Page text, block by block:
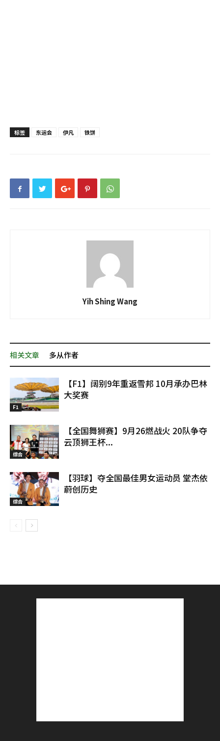
标签 东运会 伊凡 铁饼
Yih Shing Wang
相关文章 多从作者
F1
【F1】阔别9年重返雪邦 10月承办巴林
大奖赛
综合
【全国舞狮赛】9月26燃战火 20队争夺
云顶狮王杯...
综合
【羽球】夺全国最佳男女运动员 堂杰依
蔚创历史